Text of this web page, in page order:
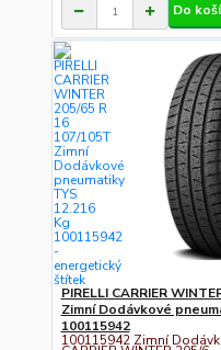
Do
PIRELLI CARRIER
Zimní Dodávkové
100115942
100115942 Zimní